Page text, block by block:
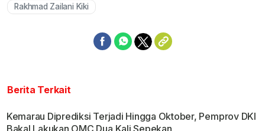
Rakhmad Zailani Kiki
Berita Terkait
Kemarau Diprediksi Terjadi Hingga Oktober, Pemprov DKI